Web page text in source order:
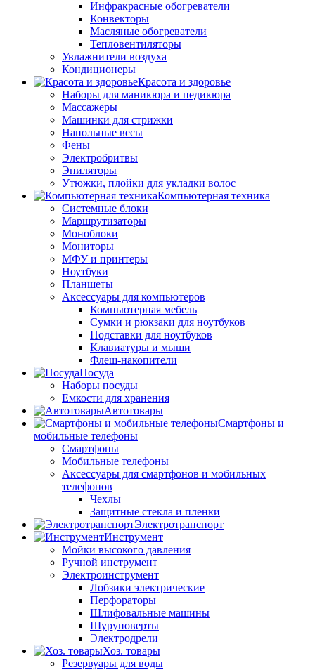
Инфракрасные обогреватели
Конвекторы
Масляные обогреватели
Тепловентиляторы
Увлажнители воздуха
Кондиционеры
Красота и здоровье
Наборы для маникюра и педикюра
Массажеры
Машинки для стрижки
Напольные весы
Фены
Электробритвы
Эпиляторы
Утюжки, плойки для укладки волос
Компьютерная техника
Системные блоки
Маршрутизаторы
Моноблоки
Мониторы
МФУ и принтеры
Ноутбуки
Планшеты
Аксессуары для компьютеров
Компьютерная мебель
Сумки и рюкзаки для ноутбуков
Подставки для ноутбуков
Клавиатуры и мыши
Флеш-накопители
Посуда
Наборы посуды
Емкости для хранения
Автотовары
Смартфоны и
мобильные телефоны
Смартфоны
Мобильные телефоны
Аксессуары для смартфонов и мобильных
телефонов
Чехлы
Защитные стекла и пленки
Электротранспорт
Инструмент
Мойки высокого давления
Ручной инструмент
Электроинструмент
Лобзики электрические
Перфораторы
Шлифовальные машины
Шуруповерты
Электродрели
Хоз. товары
Резервуары для воды